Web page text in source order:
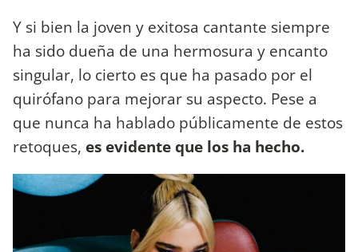
Y si bien la joven y exitosa cantante siempre
ha sido dueña de una hermosura y encanto
singular, lo cierto es que ha pasado por el
quirófano para mejorar su aspecto. Pese a
que nunca ha hablado públicamente de estos
retoques, es evidente que los ha hecho.